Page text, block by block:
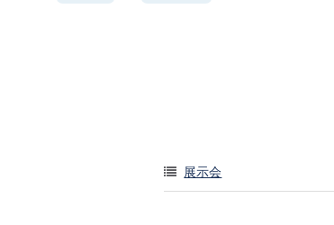
展示会